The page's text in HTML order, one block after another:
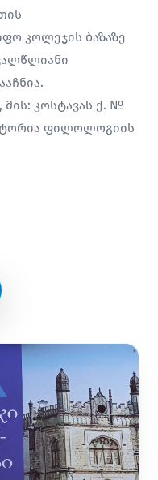
კოლეჯის ბაზაზე
კოსტავას ქ. №
ფილოლოგიის